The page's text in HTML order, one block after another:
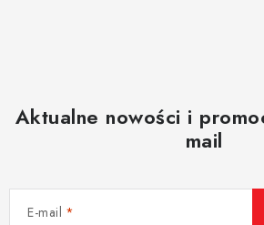
Aktualne nowości i
mail
E-mail